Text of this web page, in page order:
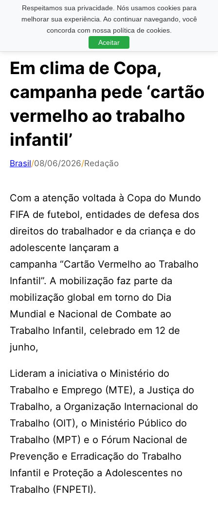
Respeitamos sua privacidade. Nós usamos cookies para
melhorar sua experiência. Ao continuar navegando, você
concorda com nossa política de cookies.
Aceitar
Pesquisar ...
Em clima de Copa,
campanha pede ‘cartão
vermelho ao trabalho
infantil’
Brasil/08/06/2026/Redação
Com a atenção voltada à Copa do Mundo
FIFA de futebol, entidades de defesa dos
direitos do trabalhador e da criança e do
adolescente lançaram a
campanha “Cartão Vermelho ao Trabalho
Infantil”. A mobilização faz parte da
mobilização global em torno do Dia
Mundial e Nacional de Combate ao
Trabalho Infantil, celebrado em 12 de
junho,
Lideram a iniciativa o Ministério do
Trabalho e Emprego (MTE), a Justiça do
Trabalho, a Organização Internacional do
Trabalho (OIT), o Ministério Público do
Trabalho (MPT) e o Fórum Nacional de
Prevenção e Erradicação do Trabalho
Infantil e Proteção a Adolescentes no
Trabalho (FNPETI).